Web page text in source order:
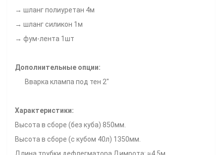
→ шланг полиуретан 4м
→ шланг силикон 1м
→ фум-лента 1шт
Дополнительные опции:
Вварка клампа под тен 2"
Характеристики:
Высота в сборе (без куба) 850мм.
Высота в сборе (с кубом 40л) 1350мм.
Длина трубки дефлегматора Димрота: ≈4,5м